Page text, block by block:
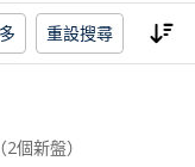
重設搜尋
個新盤）